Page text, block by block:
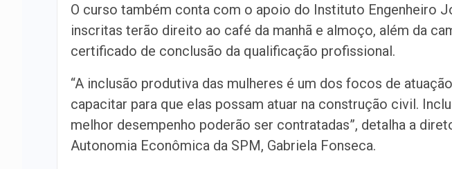
O curso também conta com o apoio do Instituto Engenheiro
inscritas terão direito ao café da manhã e almoço, além da
certificado de conclusão da qualificação profissional.
“A inclusão produtiva das mulheres é um dos focos de
capacitar para que elas possam atuar na construção civil.
melhor desempenho poderão ser contratadas”, detalha a
Autonomia Econômica da SPM, Gabriela Fonseca.